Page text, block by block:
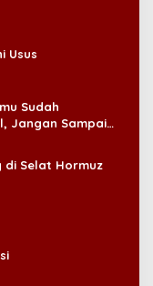
Usus
Sudah
Jangan Sampai
di Selat Hormuz